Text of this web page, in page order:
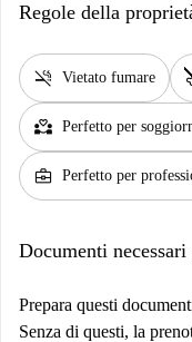
Regole della
smoke_free Vietato fumare
partner_heart Perfetto per
business_center Perfetto per
Documenti
Prepara questi
Senza di questi, la